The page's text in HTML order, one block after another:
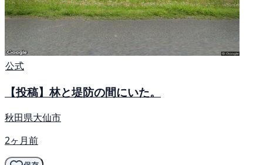
公式
【投稿】林と堤防の間にいた。
秋田県大仙市
2ヶ月前